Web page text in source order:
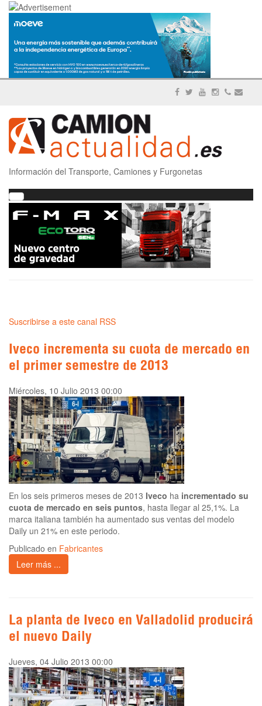
Información del Transporte, Camiones y Furgonetas
Suscribirse a este canal RSS
Iveco incrementa su cuota de mercado en
el primer semestre de 2013
Miércoles, 10 Julio 2013 00:00
En los seis primeros meses de 2013 Iveco ha incrementado su
cuota de mercado en seis puntos, hasta llegar al 25,1%. La
marca italiana también ha aumentado sus ventas del modelo
Daily un 21% en este periodo.
Publicado en Fabricantes
Leer más ...
La planta de Iveco en Valladolid producirá
el nuevo Daily
Jueves, 04 Julio 2013 00:00